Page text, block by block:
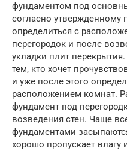
фундаментом под
согласно утвержденному
определиться с
перегородок и после
укладки плит
тем, кто хочет
и уже после этого
расположением комнат.
фундамент под
возведения стен. Чаще
фундаментами
хорошо пропускает влагу